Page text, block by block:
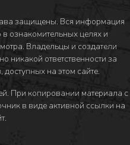
защищены. Вся информация
ознакомительных целях и
Владельцы и создатели
никакой ответственности за
на этом сайте.
. При копировании материала с
в виде активной ссылки на